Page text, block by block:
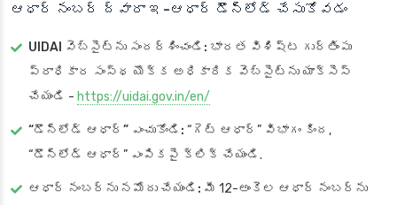
ఆధార్ నంబర్ ద్వారా ఇ-ఆధార్ డౌన్‌లోడ్ చేసుకోవడం
UIDAI వెబ్‌సైట్‌ను సందర్శించండి: భారత విశిష్ట గుర్తింపు
ప్రాధికార సంస్థ యొక్క అధికారిక వెబ్‌సైట్‌ను యాక్సెస్
చేయండి - https://uidai.gov.in/en/
“డౌన్‌లోడ్ ఆధార్” ఎంచుకోండి: “గెట్ ఆధార్” విభాగం కింద,
“డౌన్‌లోడ్ ఆధార్” ఎంపికపై క్లిక్ చేయండి.
ఆధార్ నంబర్‌ను నమోదు చేయండి: మీ 12-అంకెల ఆధార్ నంబర్‌ను